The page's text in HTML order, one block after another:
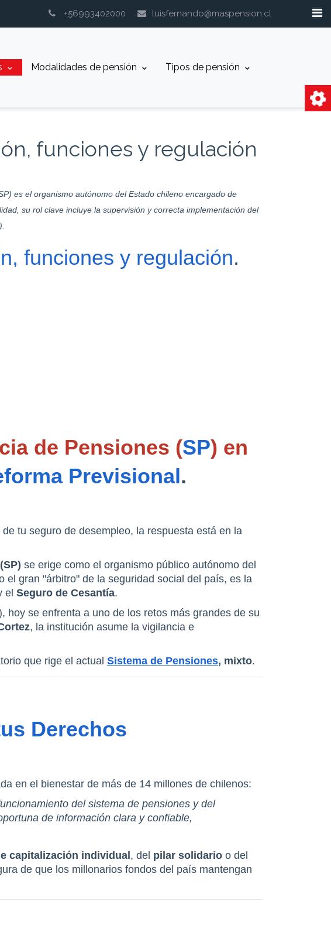
+56993402000 luisfernando@maspension.cl
Modalidades de pensión Tipos de pensión
funciones y regulación
es el organismo autónomo del Estado chileno encargado de
su rol clave incluye la supervisión y correcta implementación del
funciones y regulación.
de Pensiones (SP) en
Previsional.
se erige como el organismo público autónomo del
el gran "árbitro" de la seguridad social del país, es la
el Seguro de Cesantía.
hoy se enfrenta a uno de los retos más grandes de su
, la institución asume la vigilancia e
que rige el actual Sistema de Pensiones, mixto.
Derechos
en el bienestar de más de 14 millones de chilenos:
del sistema de pensiones y del
de información clara y confiable,
capitalización individual , del pilar solidario
de que los millonarios fondos del país mantengan